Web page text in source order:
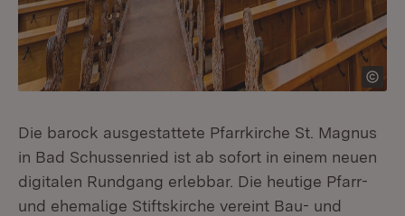
Die barock ausgestattete Pfarrkirche St. Magnus
in Bad Schussenried ist ab sofort in einem neuen
digitalen Rundgang erlebbar. Die heutige Pfarr-
und ehemalige Stiftskirche vereint Bau- und